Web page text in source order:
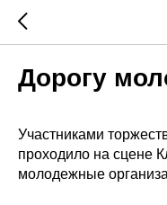
Дорогу
Участниками
проходило на сцене
молодежные